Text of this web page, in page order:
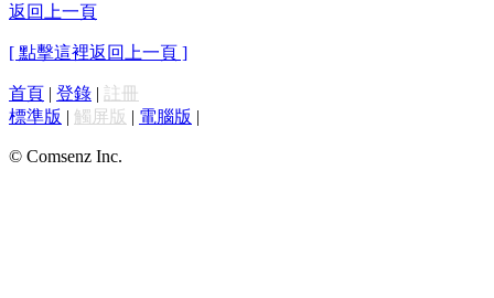
返回上一頁
[ 點擊這裡返回上一頁 ]
首頁 | 登錄 | 註冊
標準版 | 觸屏版 | 電腦版 |
© Comsenz Inc.